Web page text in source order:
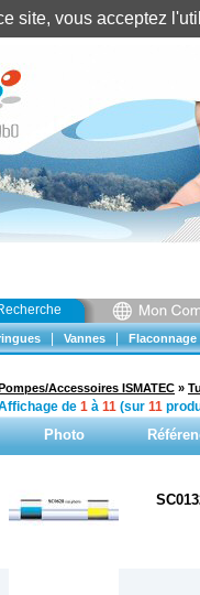
Vannes Flaconnage
Accessoires ISMATEC »
de 1 à 11 (sur 11
Photo
site, vous acceptez